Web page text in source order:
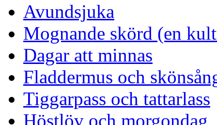
Avundsjuka
Mognande skörd (en
Dagar att minnas
Fladdermus och
Tiggarpass och tattarlass
Höstlöv och morgondag